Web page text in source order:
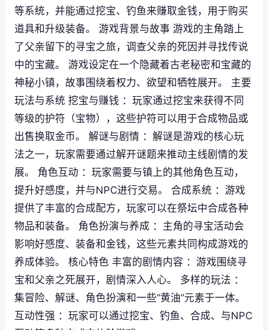
等系统，并能通过挖宝、钓鱼来赚取金钱，用于购买
道具和升级装备。 游戏背景与故事 游戏的主角踏上
了父亲留下的寻宝之旅，调查父亲的死因并寻找传说
中的宝藏。 游戏设定在一个隐藏着古老秘密和宝藏的
神秘小镇，故事围绕着权力、欲望和牺牲展开。 主要
玩法与系统 挖宝与赚钱 ：玩家通过挖宝来获得不同
等级的护符（宝物），这些护符可以用于合成物品或
出售换取金币。 解谜与剧情 ：解谜是游戏的核心玩
法之一，玩家需要通过解开谜题来推动主线剧情的发
展。 角色互动 ：玩家需要与镇上的其他角色互动，
提升好感度，并与NPC进行交易。 合成系统 ：游戏
提供了丰富的合成配方，玩家可以在祭坛中合成各种
物品和装备。 角色扮演与养成 ：主角的寻宝活动会
影响好感度、装备和金钱，这些元素共同构成游戏的
养成体验。 核心特色 丰富的剧情内容 ：游戏围绕寻
宝和父亲之死展开，剧情深入人心。 多样的玩法 ：
集冒险、解谜、角色扮演和一些“黄油”元素于一体。
互动性强 ：玩家可以通过挖宝、钓鱼、合成、与NPC